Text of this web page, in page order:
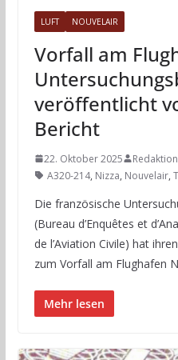
LUFT NOUVELAIR
Vorfall am
veröffentlicht
Bericht
22. Oktober 2025 Redaktion
A320-214, Nizza, Nouvelair,
Die französische
(Bureau d’Enquêtes et
de l’Aviation Civile) hat
zum Vorfall am Flughafen
Mehr lesen